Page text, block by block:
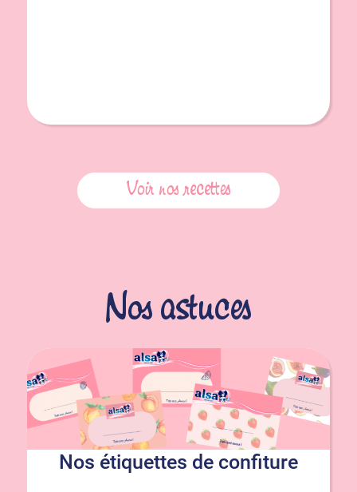
Voir nos recettes
Nos astuces
Nos étiquettes de confiture